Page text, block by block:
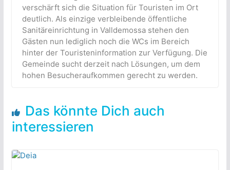
verschärft sich die Situation für Touristen im Ort
deutlich. Als einzige verbleibende öffentliche
Sanitäreinrichtung in Valldemossa stehen den
Gästen nun lediglich noch die WCs im Bereich
hinter der Touristeninformation zur Verfügung. Die
Gemeinde sucht derzeit nach Lösungen, um dem
hohen Besucheraufkommen gerecht zu werden.
Das könnte Dich auch
interessieren